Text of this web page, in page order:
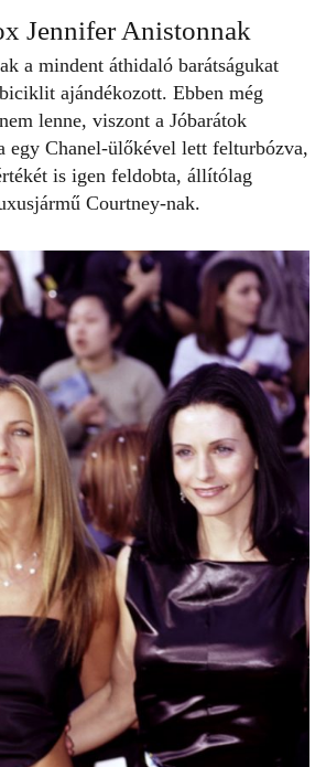
Jennifer Anistonnak
a mindent áthidaló barátságukat
ajándékozott. Ebben még
lenne, viszont a Jóbarátok
egy Chanel-ülőkével lett felturbózva,
is igen feldobta, állítólag
Courtney-nak.